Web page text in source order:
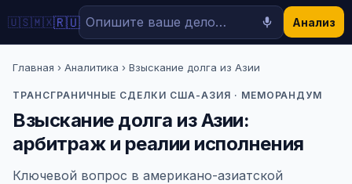
🇺🇸🇲🇽🇷🇺 Анализ
Главная › Аналитика › Взыскание долга из Азии
ТРАНСГРАНИЧНЫЕ СДЕЛКИ США-АЗИЯ · МЕМОРАНДУМ
Взыскание долга из Азии:
арбитраж и реалии исполнения
Ключевой вопрос в американо-азиатской